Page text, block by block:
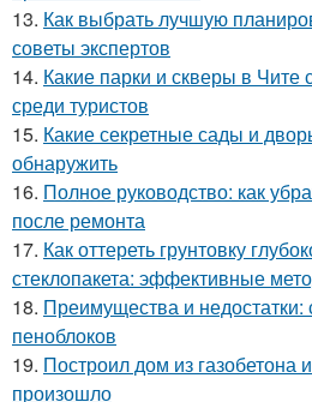
13. Как выбрать лучшую
советы экспертов
14. Какие парки и скверы в
среди туристов
15. Какие секретные сады и
обнаружить
16. Полное руководство: как
после ремонта
17. Как оттереть грунтовку
стеклопакета: эффективные
18. Преимущества и недостатки:
пеноблоков
19. Построил дом из газобетона
произошло